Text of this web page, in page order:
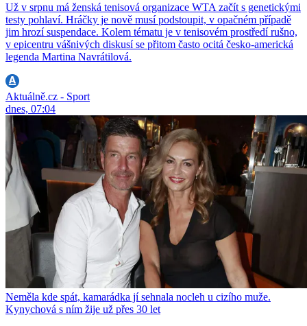
Už v srpnu má ženská tenisová organizace WTA začít s genetickými
testy pohlaví. Hráčky je nově musí podstoupit, v opačném případě
jim hrozí suspendace. Kolem tématu je v tenisovém prostředí rušno,
v epicentru vášnivých diskusí se přitom často ocitá česko-americká
legenda Martina Navrátilová.
Aktuálně.cz - Sport
dnes, 07:04
Neměla kde spát, kamarádka jí sehnala nocleh u cizího muže.
Kynychová s ním žije už přes 30 let